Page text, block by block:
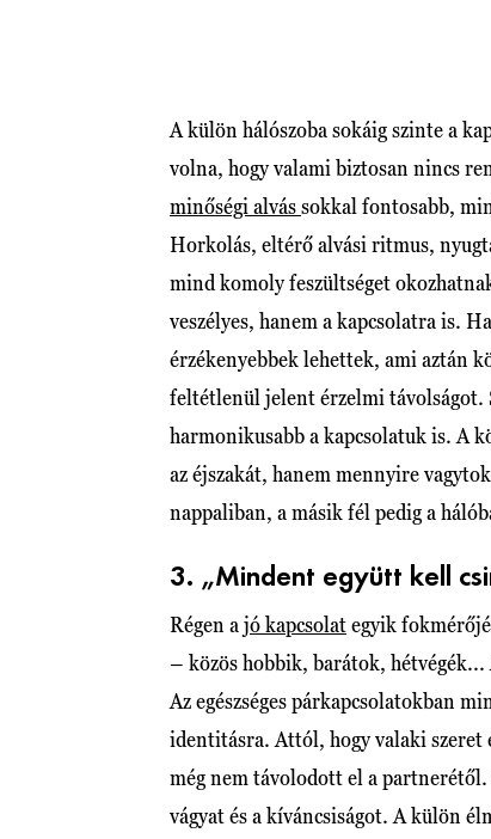
A külön hálószoba sokáig szinte a
volna, hogy valami biztosan nincs
minőségi alvássokkal fontosabb,
Horkolás, eltérő alvási ritmus,
mind komoly feszültséget
veszélyes, hanem a kapcsolatra is.
érzékenyebbek lehettek, ami aztán
feltétlenül jelent érzelmi távolságot.
harmonikusabb a kapcsolatuk is. A
az éjszakát, hanem mennyire
nappaliban, a másik fél pedig a
3. „Mindent együtt kell
Régen a jó kapcsolategyik
– közös hobbik, barátok, hétvégék...
Az egészséges párkapcsolatokban
identitásra. Attól, hogy valaki szeret
még nem távolodott el a
vágyat és a kíváncsiságot. A külön